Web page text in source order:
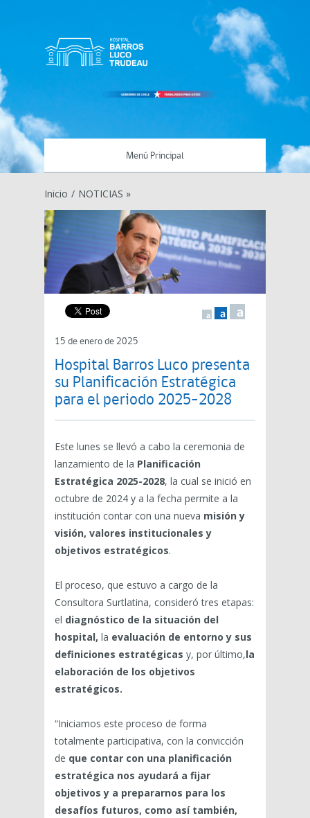
Menú Principal
Inicio / NOTICIAS »
a a a
15 de enero de 2025
Hospital Barros Luco presenta
su Planificación Estratégica
para el periodo 2025-2028
Este lunes se llevó a cabo la ceremonia de
lanzamiento de la Planificación
Estratégica 2025-2028, la cual se inició en
octubre de 2024 y a la fecha permite a la
institución contar con una nueva misión y
visión, valores institucionales y
objetivos estratégicos.
El proceso, que estuvo a cargo de la
Consultora Surtlatina, consideró tres etapas:
el diagnóstico de la situación del
hospital, la evaluación de entorno y sus
definiciones estratégicas y, por último,la
elaboración de los objetivos
estratégicos.
“Iniciamos este proceso de forma
totalmente participativa, con la convicción
de que contar con una planificación
estratégica nos ayudará a fijar
objetivos y a prepararnos para los
desafíos futuros, como así también,